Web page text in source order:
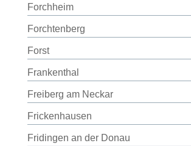
Forchheim
Forchtenberg
Forst
Frankenthal
Freiberg am Neckar
Frickenhausen
Fridingen an der Donau